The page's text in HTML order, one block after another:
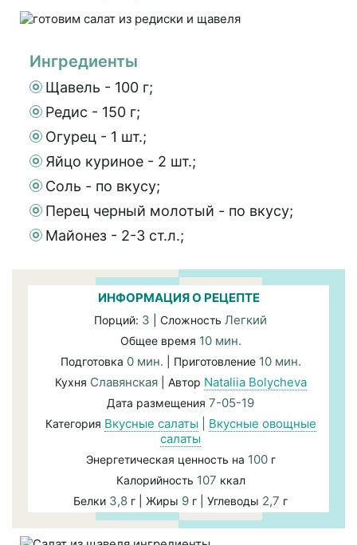
Ингредиенты
Щавель - 100 г;
Редис - 150 г;
Огурец - 1 шт.;
Яйцо куриное - 2 шт.;
Соль - по вкусу;
Перец черный молотый - по вкусу;
Майонез - 2-3 ст.л.;
ИНФОРМАЦИЯ О РЕЦЕПТЕ
Порций: 3 | Сложность Легкий
Общее время 10 мин.
Подготовка 0 мин. | Приготовление 10 мин.
Кухня Славянская| Автор Nataliia Bolycheva
Дата размещения 7-05-19
Категория Вкусные салаты
Вкусные овощные
салаты
Энергетическая ценность на 100г
Калорийность 107 ккал
Белки 3,8 г | Жиры 9 г | Углеводы 2,7 г